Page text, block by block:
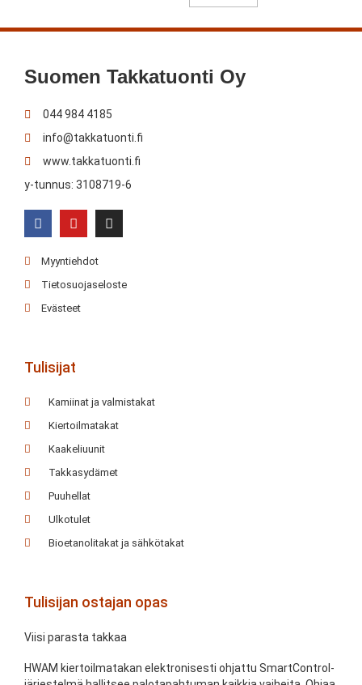
Suomen Takkatuonti Oy
044 984 4185
info@takkatuonti.fi
www.takkatuonti.fi
y-tunnus: 3108719-6
Myyntiehdot
Tietosuojaseloste
Evästeet
Tulisijat
Kamiinat ja valmistakat
Kiertoilmatakat
Kaakeliuunit
Takkasydämet
Puuhellat
Ulkotulet
Bioetanolitakat ja sähkötakat
Tulisijan ostajan opas
Viisi parasta takkaa
HWAM kiertoilmatakan elektronisesti ohjattu SmartControl-